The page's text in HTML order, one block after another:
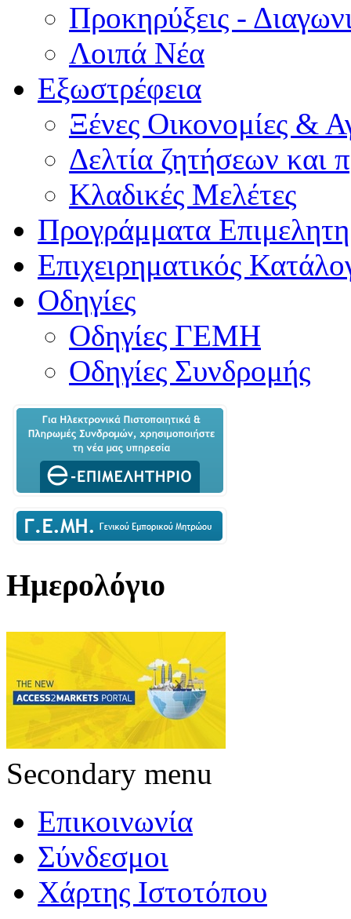
Προκηρύξεις -
Λοιπά Νέα
Εξωστρέφεια
Ξένες Οικονομίες &
Δελτία ζητήσεων
Κλαδικές Μελέτες
Προγράμματα
Επιχειρηματικός
Οδηγίες
Οδηγίες ΓΕΜΗ
Οδηγίες Συνδρομής
Ημερολόγιο
Secondary menu
Επικοινωνία
Σύνδεσμοι
Χάρτης Ιστοτόπου